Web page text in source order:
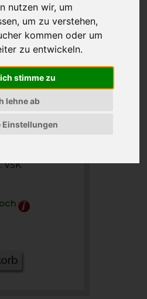
nutzen wir, um
um zu verstehen,
kommen oder um
zu entwickeln.
stimme zu
lehne ab
Einstellungen
VSK